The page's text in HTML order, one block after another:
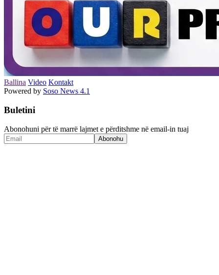
Ballina Video Kontakt
Powered by Soso News 4.1
Buletini
Abonohuni për të marrë lajmet e përditshme në email-in tuaj
Abonohu